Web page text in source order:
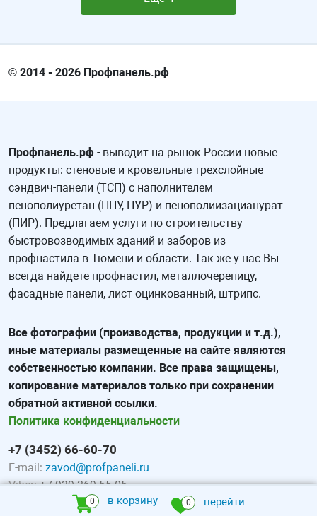
0 в корзину 0 перейти
© 2014 - 2026 Профпанель.рф
Профпанель.рф - выводит на рынок России новые
продукты: стеновые и кровельные трехслойные
сэндвич-панели (ТСП) с наполнителем
пенополиуретан (ППУ, ПУР) и пенополиизацианурат
(ПИР). Предлагаем услуги по строительству
быстровозводимых зданий и заборов из
профнастила в Тюмени и области. Так же у нас Вы
всегда найдете профнастил, металлочерепицу,
фасадные панели, лист оцинкованный, штрипс.
Все фотографии (производства, продукции и т.д.),
иные материалы размещенные на сайте являются
собственностью компании. Все права защищены,
копирование материалов только при сохранении
обратной активной ссылки.
Политика конфиденциальности
+7 (3452) 66-60-70
E-mail: zavod@profpaneli.ru
Viber: +7-929-269-55-05